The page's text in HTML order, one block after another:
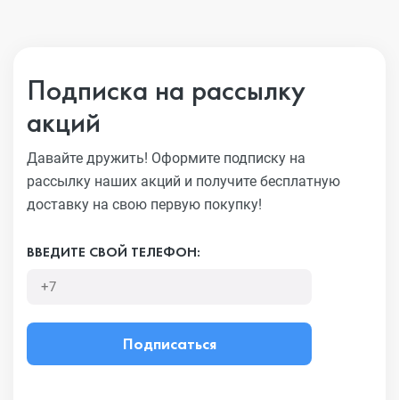
Подписка на рассылку
акций
Давайте дружить! Оформите подписку на
рассылку наших акций и получите бесплатную
доставку на свою первую покупку!
ВВЕДИТЕ СВОЙ ТЕЛЕФОН:
Подписаться